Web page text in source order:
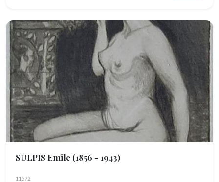
SULPIS Emile (1856 - 1943)
11572